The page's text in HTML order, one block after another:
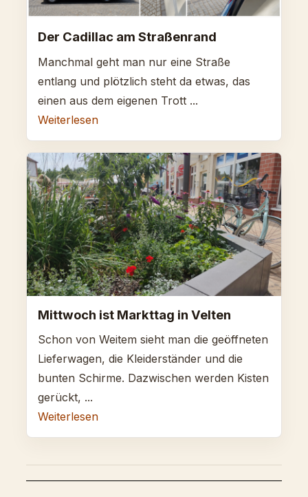
Der Cadillac am Straßenrand
Manchmal geht man nur eine Straße
entlang und plötzlich steht da etwas, das
einen aus dem eigenen Trott ...
Weiterlesen
Mittwoch ist Markttag in Velten
Schon von Weitem sieht man die geöffneten
Lieferwagen, die Kleiderständer und die
bunten Schirme. Dazwischen werden Kisten
gerückt, ...
Weiterlesen